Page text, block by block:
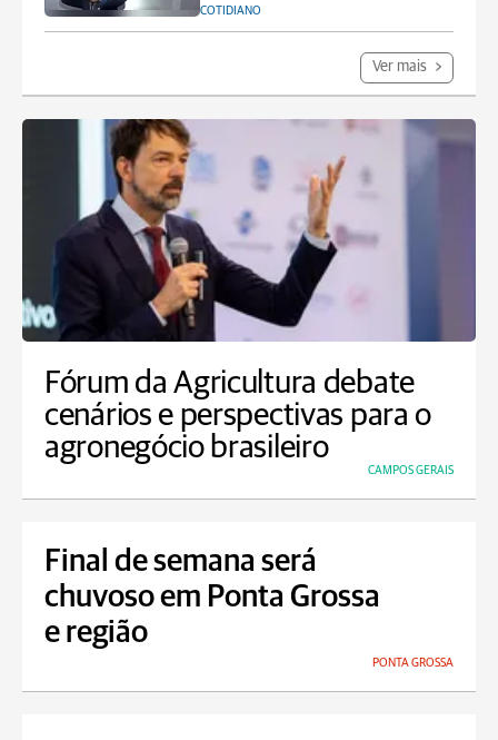
COTIDIANO
Ver mais
Fórum da Agricultura debate
cenários e perspectivas para o
agronegócio brasileiro
CAMPOS GERAIS
Final de semana será
chuvoso em Ponta Grossa
e região
PONTA GROSSA